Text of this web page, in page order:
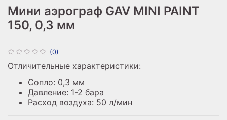
(0)
Мини аэрограф GAV MINI PAINT
150, 0,3 мм
Отличительные характеристики:
Сопло: 0,3 мм
Давление: 1-2 бара
Расход воздуха: 50 л/мин